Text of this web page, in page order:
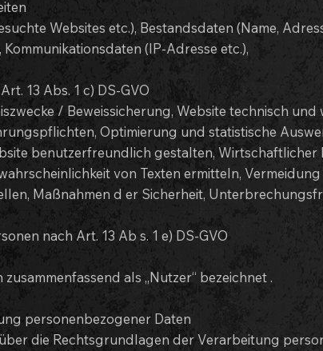
Websites etc.), Bestandsdaten (Name,
(IP-Adresse etc.),
13 Abs. 1 c) DS-GVO
/ Beweissicherung, Website technisch
Optimierung und statistische
benutzerfreundlich gestalten,
von Texten ermitteln,
Maßnahmen d er Sicherheit,
nach Art. 13 Ab s. 1 e) DS-GVO
als „Nutzer“ bezeichnet .
personenbezogener Daten
die Rechtsgrundlagen der Verarbeitung